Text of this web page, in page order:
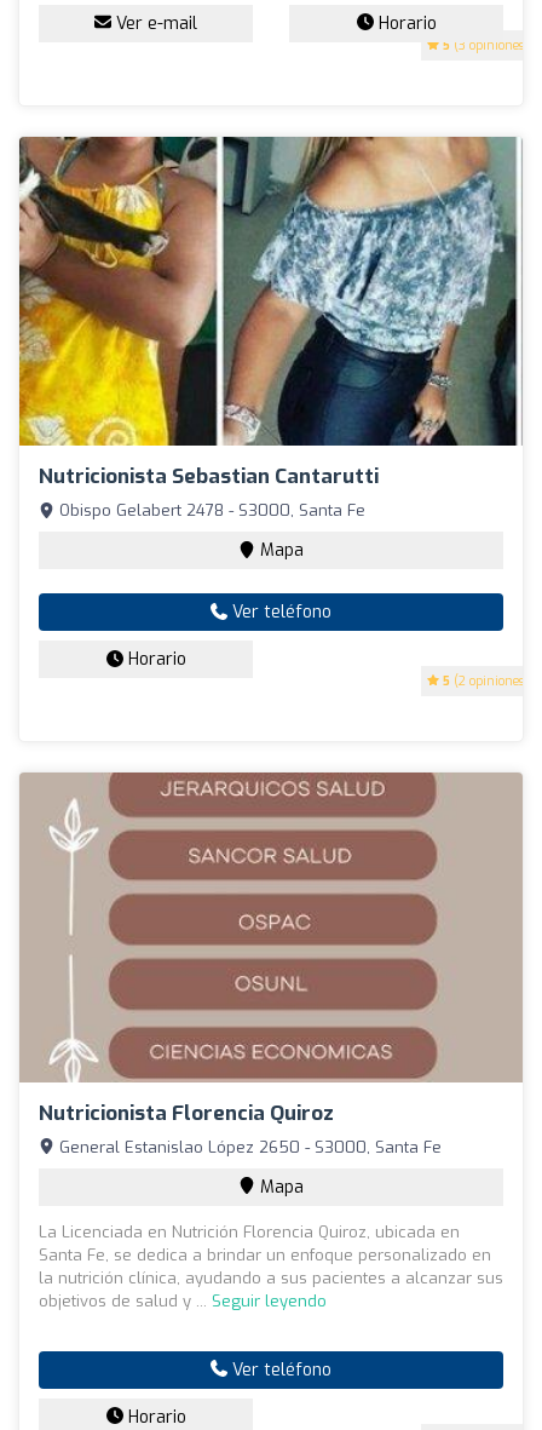
5 (3 opiniones)
Ver e-mail Horario
Nutricionista Sebastian Cantarutti
5 (2 opiniones)
Obispo Gelabert 2478 - S3000, Santa Fe
Mapa
Ver teléfono
Horario
Nutricionista Florencia Quiroz
General Estanislao López 2650 - S3000, Santa Fe
Mapa
La Licenciada en Nutrición Florencia Quiroz, ubicada en
Santa Fe, se dedica a brindar un enfoque personalizado en
la nutrición clínica, ayudando a sus pacientes a alcanzar sus
objetivos de salud y ... Seguir leyendo
Ver teléfono
Horario